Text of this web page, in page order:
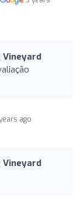
Vineyard
ago
Vineyard